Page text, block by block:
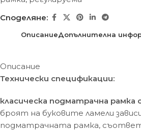
Споделяне:
ОписаниеДопълнителна
Описание
Технически спецификации:
класическа подматрачна рамка
броят на буковите ламели
подматрачната рамка,